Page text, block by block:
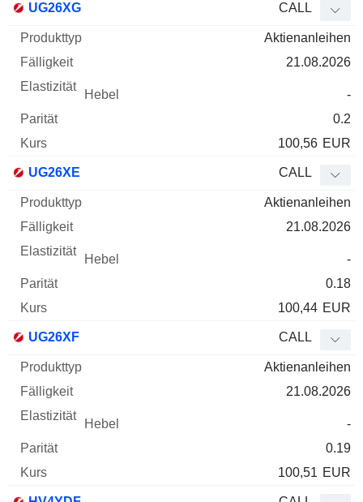
UG26XG CALL
Aktienanleihen
21.08.2026
-
0.2
100,56 EUR
UG26XE CALL
Aktienanleihen
21.08.2026
-
0.18
100,44 EUR
UG26XF CALL
Aktienanleihen
21.08.2026
-
0.19
100,51 EUR